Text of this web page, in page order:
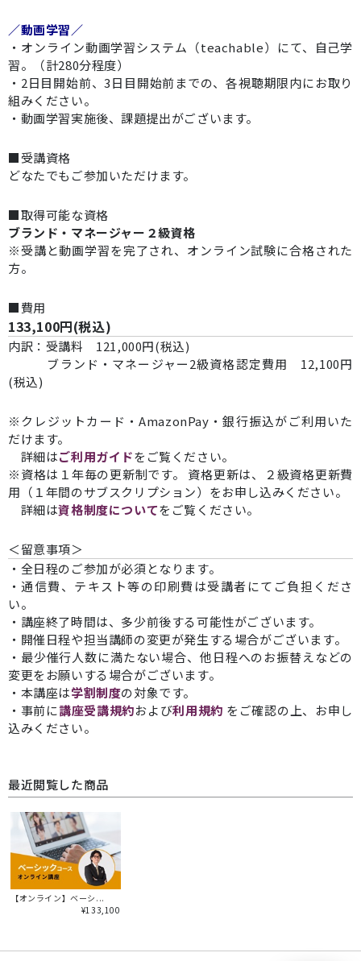
／動画学習／
・オンライン動画学習システム（teachable）にて、自己学
習。（計280分程度）
・2日目開始前、3日目開始前までの、各視聴期限内にお取り
組みください。
・動画学習実施後、課題提出がございます。
■受講資格
どなたでもご参加いただけます。
■取得可能な資格
ブランド・マネージャー２級資格
※受講と動画学習を完了され、オンライン試験に合格された
方。
■費用
133,100円(税込)
内訳：受講料 121,000円(税込)
ブランド・マネージャー2級資格認定費用 12,100円
(税込)
※クレジットカード・AmazonPay・銀行振込がご利用いた
だけます。
詳細はご利用ガイドをご覧ください。
※資格は１年毎の更新制です。 資格更新は、２級資格更新費
用（１年間のサブスクリプション）をお申し込みください。
詳細は資格制度についてをご覧ください。
＜留意事項＞
・全日程のご参加が必須となります。
・通信費、テキスト等の印刷費は受講者にてご負担くださ
い。
・講座終了時間は、多少前後する可能性がございます。
・開催日程や担当講師の変更が発生する場合がございます。
・最少催行人数に満たない場合、他日程へのお振替えなどの
変更をお願いする場合がございます。
・本講座は学割制度の対象です。
・事前に講座受講規約および利用規約 をご確認の上、お申し
込みください。
最近閲覧した商品
【オンライン】ベーシ...
¥133,100